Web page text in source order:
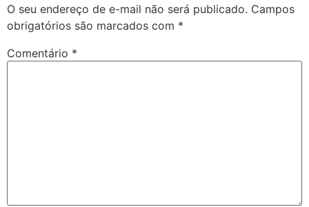
O seu endereço de e-mail não será publicado. Campos
obrigatórios são marcados com *
Comentário *